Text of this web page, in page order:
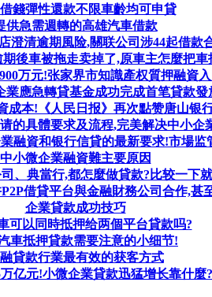
錢彈性還款不限車齡均可申貸
供急需週轉的高雄汽車借款
澄清逾期風险,關联公司涉44起借款
後車被拖走卖掉了,原車主怎麼把車
万元!张家界市知識產权質押融資
業應急轉貸基金成功完成首笔貸款發
成本!《人民日报》再次點赞唐山银
的具體要求及流程,完美解决中小企
融資和银行信貸的最新要求!市場监
中小微企業融資難主要原因
、典當行,都怎麼做貸款?比较一下
借貸平台與金融財務公司合作,甚
企業貸款成功技巧
可以同時抵押给两個平台貸款吗?
車抵押貸款需要注意的小细节!
貸款行業最有效的获客方式
亿元!小微企業貸款迅猛增长靠什麼?